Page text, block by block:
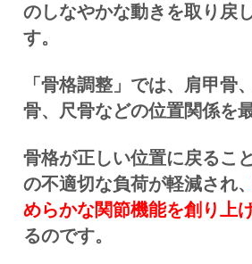
のしなやかな動きを取り戻
す。
「骨格調整」では、肩甲骨
骨、尺骨などの位置関係を
骨格が正しい位置に戻るこ
の不適切な負荷が軽減され、
めらかな関節機能を創り上
るのです。